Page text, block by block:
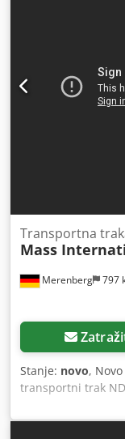
hvataljke u
kutni transporter
zadnje dvije slike)
Merenberg 797
Transportna
Mass
Stanje: novo,
transportni trak
transportna traka/
Kutni transportni